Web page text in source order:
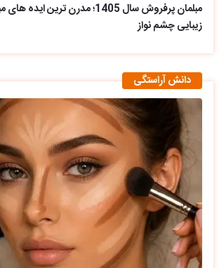
مبلمان پرفروش سال 1405؛ مدرن ترین
زیبایی چشم نواز
دانش آراستگی